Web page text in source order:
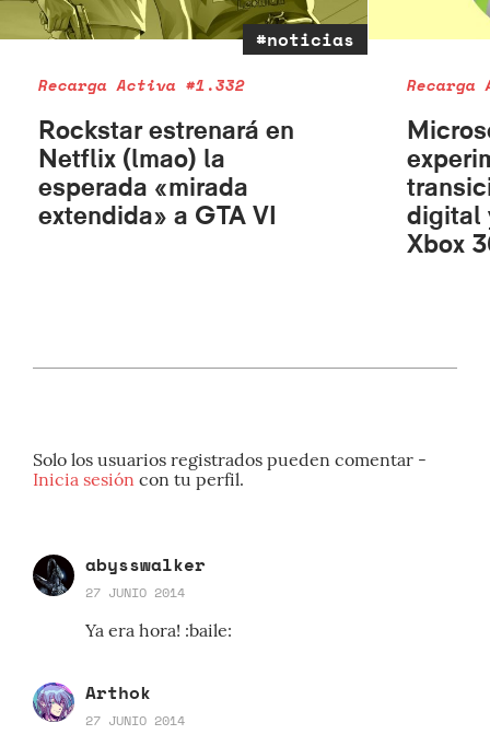
#noticias
Recarga Activa #1.332
Rockstar estrenará en
Netflix (lmao) la
esperada «mirada
extendida» a GTA VI
Recarga
digital
Xbox
Solo los usuarios registrados pueden comentar -
Inicia sesión con tu perfil.
abysswalker
27 JUNIO 2014
Ya era hora! :baile:
Arthok
27 JUNIO 2014